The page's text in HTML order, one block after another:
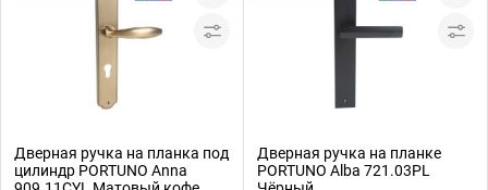
Дверная ручка на планка под
цилиндр PORTUNO Anna
Дверная ручка на планке
PORTUNO Alba 721.03PL